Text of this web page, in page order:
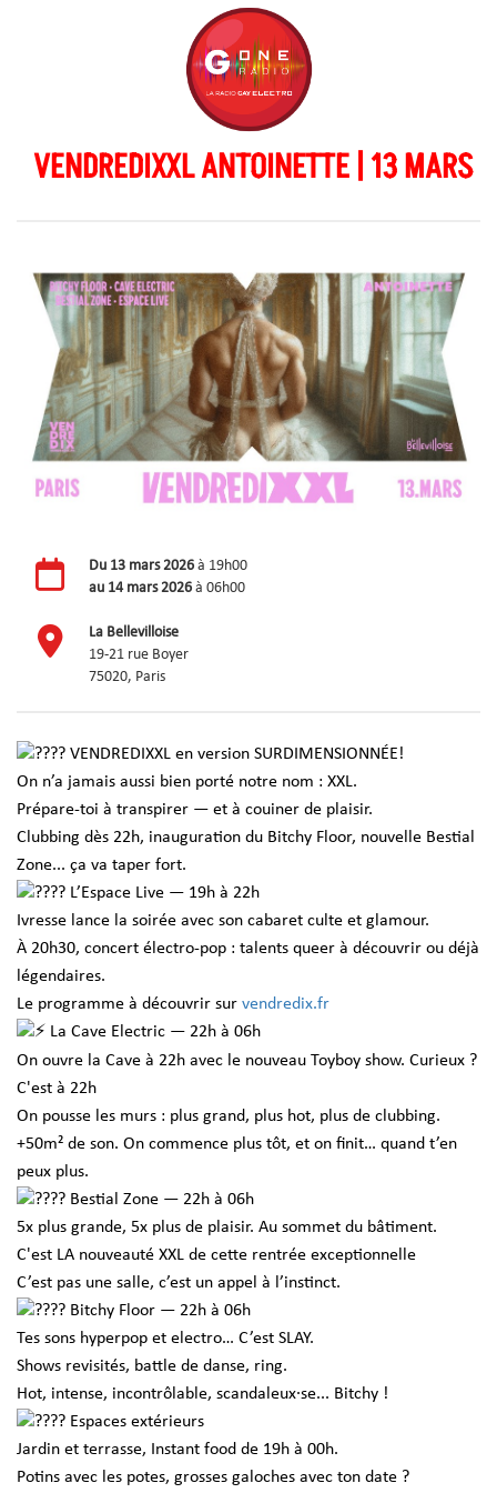
VENDREDIXXL ANTOINETTE | 13 MARS
Du 13 mars 2026 à 19h00
au 14 mars 2026 à 06h00
La Bellevilloise
19-21 rue Boyer
75020, Paris
VENDREDIXXL en version SURDIMENSIONNÉE!
On n’a jamais aussi bien porté notre nom : XXL.
Prépare-toi à transpirer — et à couiner de plaisir.
Clubbing dès 22h, inauguration du Bitchy Floor, nouvelle Bestial
Zone... ça va taper fort.
L’Espace Live — 19h à 22h
Ivresse lance la soirée avec son cabaret culte et glamour.
À 20h30, concert électro-pop : talents queer à découvrir ou déjà
légendaires.
Le programme à découvrir sur vendredix.fr
La Cave Electric — 22h à 06h
On ouvre la Cave à 22h avec le nouveau Toyboy show. Curieux ?
C'est à 22h
On pousse les murs : plus grand, plus hot, plus de clubbing.
+50m² de son. On commence plus tôt, et on finit… quand t’en
peux plus.
Bestial Zone — 22h à 06h
5x plus grande, 5x plus de plaisir. Au sommet du bâtiment.
C'est LA nouveauté XXL de cette rentrée exceptionnelle
C’est pas une salle, c’est un appel à l’instinct.
Bitchy Floor — 22h à 06h
Tes sons hyperpop et electro… C’est SLAY.
Shows revisités, battle de danse, ring.
Hot, intense, incontrôlable, scandaleux·se... Bitchy !
Espaces extérieurs
Jardin et terrasse, Instant food de 19h à 00h.
Potins avec les potes, grosses galoches avec ton date ?